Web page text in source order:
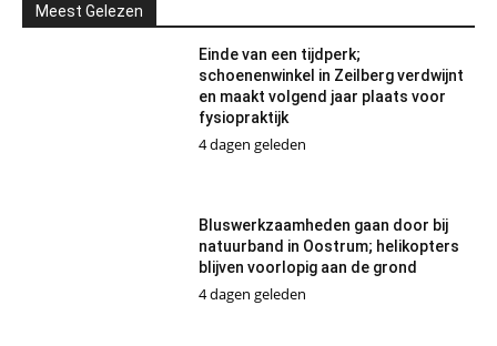
Meest Gelezen
Einde van een tijdperk;
schoenenwinkel in Zeilberg verdwijnt
en maakt volgend jaar plaats voor
fysiopraktijk
4 dagen geleden
Bluswerkzaamheden gaan door bij
natuurband in Oostrum; helikopters
blijven voorlopig aan de grond
4 dagen geleden